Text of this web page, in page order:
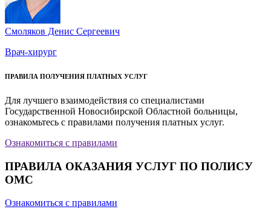
Смоляков Денис Сергеевич
Врач-хирург
ПРАВИЛА ПОЛУЧЕНИЯ ПЛАТНЫХ УСЛУГ
Для лучшего взаимодействия со специалистами
Государственной Новосибирской Областной больницы,
ознакомьтесь с правилами получения платных услуг.
Ознакомиться с правилами
ПРАВИЛА ОКАЗАНИЯ УСЛУГ ПО ПОЛИСУ
ОМС
Ознакомиться с правилами